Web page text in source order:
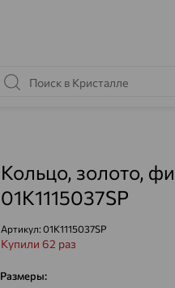
Кольцо, золото,
01К1115037SР
Артикул: 01К1115037SР
Купили 62 раз
Размеры: